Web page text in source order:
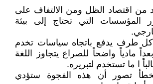
من اقتصاد الظل ومن الالتفاف على
المؤسسات التي تحتاج إلى بيئة
كل طرف يدفع باتجاه سياسات تخدم
مادياً واضحاً للصراع يتجاوز اللغة
ا ما تستخدم لتبريره.
تصور أن هذه الفجوة ستؤدي